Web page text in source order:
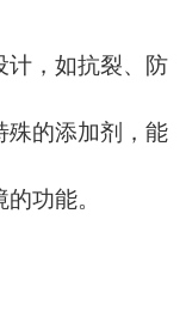
计，如抗裂、防
殊的添加剂，能
功能。